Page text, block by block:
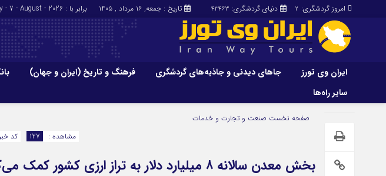
دنیای گردشگری: 43463 امروز گردشگری: 2 تاریخ : جمعه, ۱۶ مرداد , ۱۴۰۵ برابر با : Friday - 7 - August - 2026
ایران وی تورز جاهای دیدنی و جاذبه‌های گردشگری فرهنگ و تاریخ (ایران و جهان)
سایر راه‌ها
ایران وی تورز
شرایط بازنشر محتوا در ایران وی تورز
ایران سفر تور
جاهای دیدنی و جاذبه‌های
گردشگری
غذا و رستوران
گزارش‌های
صفحه نخست صنعت و تجارت و خدمات
کد مشاهده : 127
بخش معدن سالانه ۸ میلیارد دلار به تراز ارزی کشور کمک می‌کند